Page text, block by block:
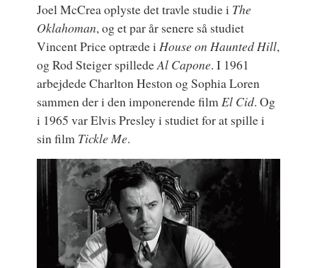
Joel McCrea oplyste det travle studie i The
Oklahoman, og et par år senere så studiet
Vincent Price optræde iHouse on Haunted Hill,
og Rod Steiger spilledeAl Capone. I 1961
arbejdede Charlton Heston og Sophia Loren
sammen der i den imponerende filmEl Cid. Og
i 1965 var Elvis Presley i studiet for at spille i
sin film Tickle Me.